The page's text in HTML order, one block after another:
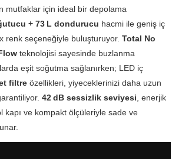
mutfaklar için ideal bir depolama
+ 73 L dondurucu hacmi ile geniş iç
renk seçeneğiyle buluşturuyor. Total No
teknolojisi sayesinde buzlanma
eşit soğutma sağlanırken; LED iç
filtreözellikleri, yiyeceklerinizi daha uzun
42 dB sessizlik seviyesi, enerjik
kapı ve kompakt ölçüleriyle sade ve